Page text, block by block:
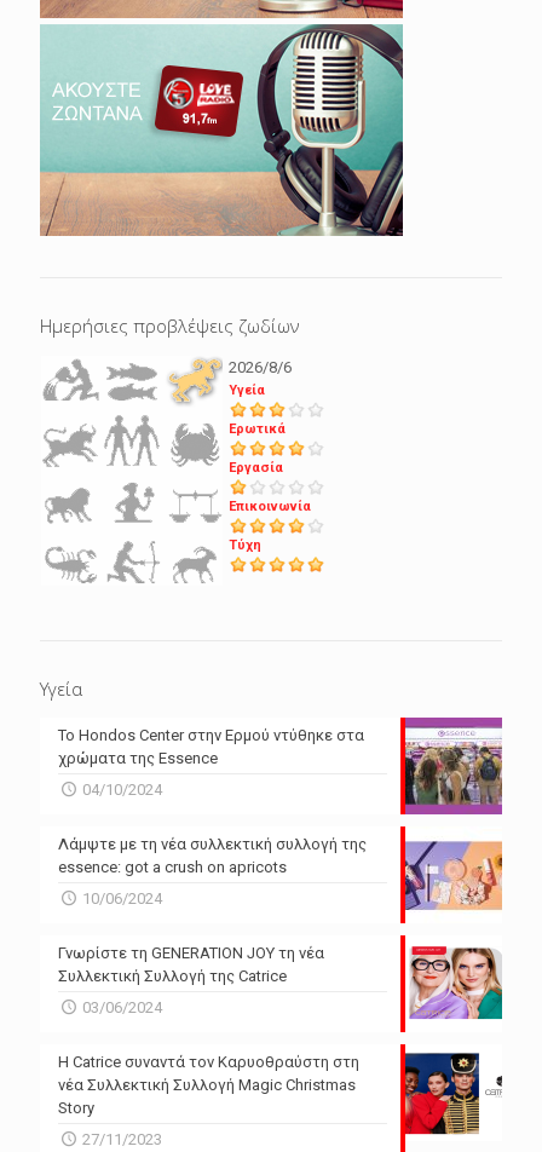
Ημερήσιες προβλέψεις ζωδίων
2026/8/6
Υγεία
Ερωτικά
Εργασία
Επικοινωνία
Τύχη
Υγεία
Το Hondos Center στην Ερμού ντύθηκε στα
χρώματα της Essence
04/10/2024
Λάμψτε με τη νέα συλλεκτική συλλογή της
essence: got a crush on apricots
10/06/2024
Γνωρίστε τη GENERATION JOY τη νέα
Συλλεκτική Συλλογή της Catrice
03/06/2024
Η Catrice συναντά τον Καρυοθραύστη στη
νέα Συλλεκτική Συλλογή Magic Christmas
Story
27/11/2023